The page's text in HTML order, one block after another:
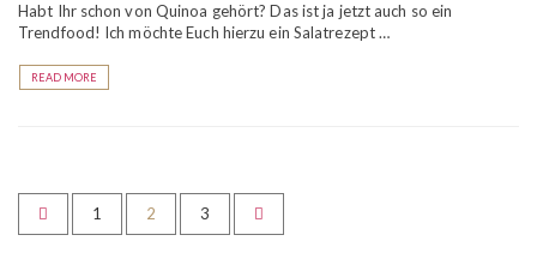
Habt Ihr schon von Quinoa gehört? Das ist ja jetzt auch so ein
Trendfood! Ich möchte Euch hierzu ein Salatrezept …
READ MORE
1 2 3